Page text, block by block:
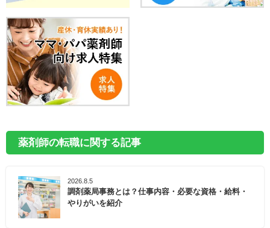
薬剤師の転職に関する記事
2026.8.5
調剤薬局事務とは？仕事内容・必要な資格・給料・
やりがいを紹介